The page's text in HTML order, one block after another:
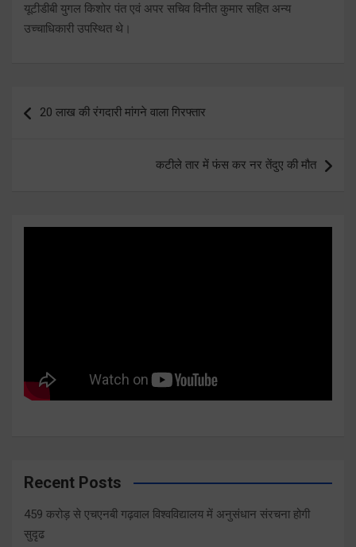
यूटीडीबी युगल किशोर पंत एवं अपर सचिव विनीत कुमार सहित अन्य
उच्चाधिकारी उपस्थित थे।
navigation
20 लाख की रंगदारी मांगने वाला गिरफ्तार
कटीले तार में फंस कर नर तेंदुए की मौत
Recent Posts
459 करोड़ से एचएनबी गढ़वाल विश्वविद्यालय में अनुसंधान संरचना होगी
सुदृढ